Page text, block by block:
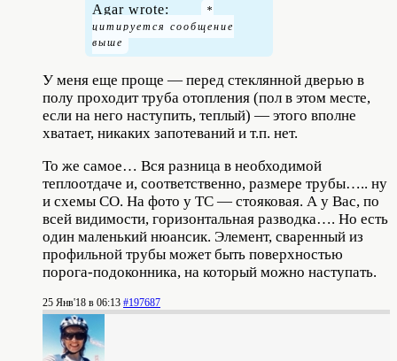
Agar wrote:
У меня еще проще — перед стеклянной дверью в
полу проходит труба отопления (пол в этом месте,
если на него наступить, теплый) — этого вполне
хватает, никаких запотеваний и т.п. нет.
То же самое… Вся разница в необходимой
теплоотдаче и, соответственно, размере трубы….. ну
и схемы СО. На фото у ТС — стояковая. А у Вас, по
всей видимости, горизонтальная разводка…. Но есть
один маленький нюансик. Элемент, сваренный из
профильной трубы может быть поверхностью
порога-подоконника, на который можно наступать.
25 Янв'18 в 06:13 #197687